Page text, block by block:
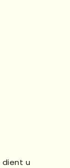
dient u